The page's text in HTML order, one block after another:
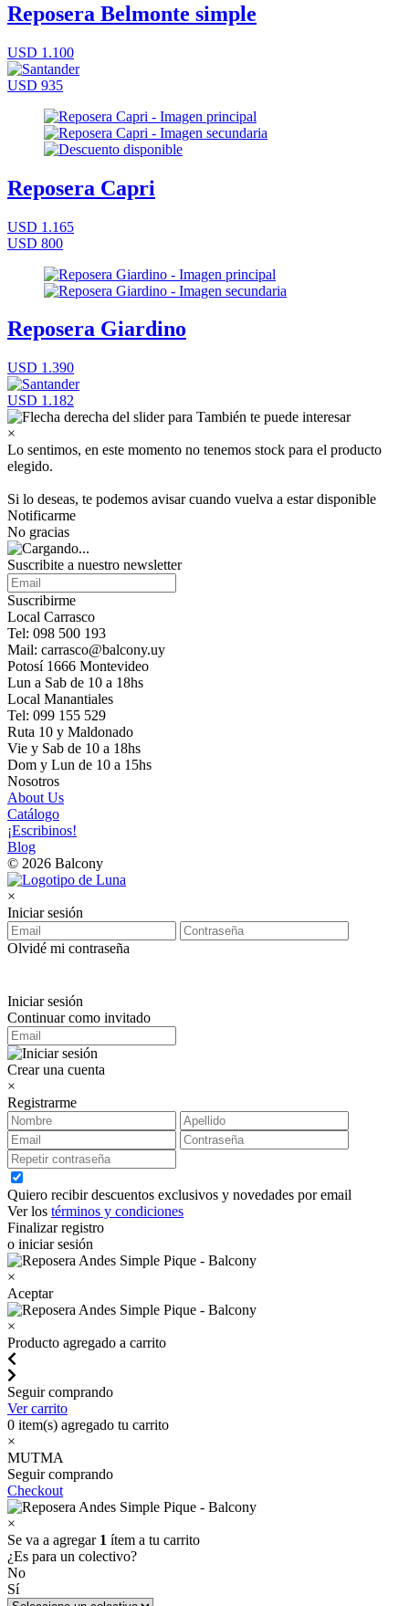
Reposera Belmonte simple
USD 1.100
USD 935
Reposera Capri
USD 1.165
USD 800
Reposera Giardino
USD 1.390
USD 1.182
×
Lo sentimos, en este momento no tenemos stock para el producto
elegido.
Si lo deseas, te podemos avisar cuando vuelva a estar disponible
Notificarme
No gracias
Suscribite a nuestro newsletter
Suscribirme
Local Carrasco
Tel: 098 500 193
Mail: carrasco@balcony.uy
Potosí 1666 Montevideo
Lun a Sab de 10 a 18hs
Local Manantiales
Tel: 099 155 529
Ruta 10 y Maldonado
Vie y Sab de 10 a 18hs
Dom y Lun de 10 a 15hs
Nosotros
About Us
Catálogo
¡Escribinos!
Blog
© 2026 Balcony
×
Iniciar sesión
Olvidé mi contraseña
Iniciar sesión
Continuar como invitado
Crear una cuenta
×
Registrarme
Quiero recibir descuentos exclusivos y novedades por email
Ver los términos y condiciones
Finalizar registro
o iniciar sesión
×
Aceptar
×
Producto agregado a carrito
Seguir comprando
Ver carrito
0 item(s) agregado tu carrito
×
MUTMA
Seguir comprando
Checkout
×
Se va a agregar 1 ítem a tu carrito
¿Es para un colectivo?
No
Sí